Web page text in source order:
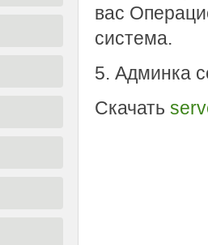
вас
система.
5. Админка
Скачать